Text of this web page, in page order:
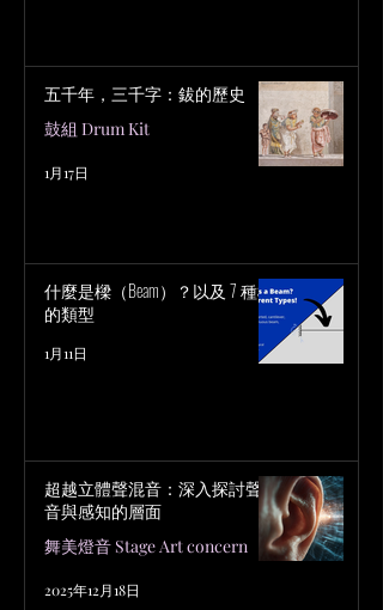
五千年，三千字：鈸的歷史
鼓組 Drum Kit
1月17日
什麼是樑（Beam）？以及 7 種樑
的類型
1月11日
超越立體聲混音：深入探討聲
音與感知的層面
舞美燈音 Stage Art concern
2025年12月18日